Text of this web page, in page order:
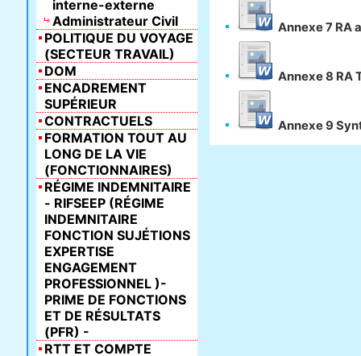
Annexe 7 RA
Annexe 8 RA
Annexe 9
interne-externe
Administrateur Civil
POLITIQUE DU VOYAGE
(SECTEUR TRAVAIL)
DOM
ENCADREMENT
SUPÉRIEUR
CONTRACTUELS
FORMATION TOUT AU
LONG DE LA VIE
(FONCTIONNAIRES)
RÉGIME INDEMNITAIRE
- RIFSEEP (RÉGIME
INDEMNITAIRE
FONCTION SUJÉTIONS
EXPERTISE
ENGAGEMENT
PROFESSIONNEL )-
PRIME DE FONCTIONS
ET DE RÉSULTATS
(PFR) -
RTT ET COMPTE